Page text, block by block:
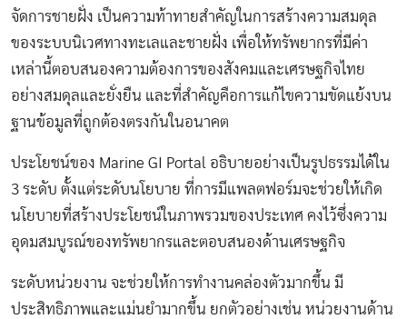
จัดการชายฝั่ง เป็นความท้าทายสำคัญในการสร้างความสมดุล
ของระบบนิเวศทางทะเลและชายฝั่ง เพื่อให้ทรัพยากรที่มีค่า
เหล่านี้ตอบสนองความต้องการของสังคมและเศรษฐกิจไทย
อย่างสมดุลและยั่งยืน และที่สำคัญคือการแก้ไขความขัดแย้งบน
ฐานข้อมูลที่ถูกต้องตรงกันในอนาคต
ประโยชน์ของ Marine GI Portal อธิบายอย่างเป็นรูปธรรมได้ใน
3 ระดับ ตั้งแต่ระดับนโยบาย ที่การมีแพลตฟอร์มจะช่วยให้เกิด
นโยบายที่สร้างประโยชน์ในภาพรวมของประเทศ คงไว้ซึ่งความ
อุดมสมบูรณ์ของทรัพยากรและตอบสนองด้านเศรษฐกิจ
ระดับหน่วยงาน จะช่วยให้การทำงานคล่องตัวมากขึ้น มี
ประสิทธิภาพและแม่นยำมากขึ้น ยกตัวอย่างเช่น หน่วยงานด้าน